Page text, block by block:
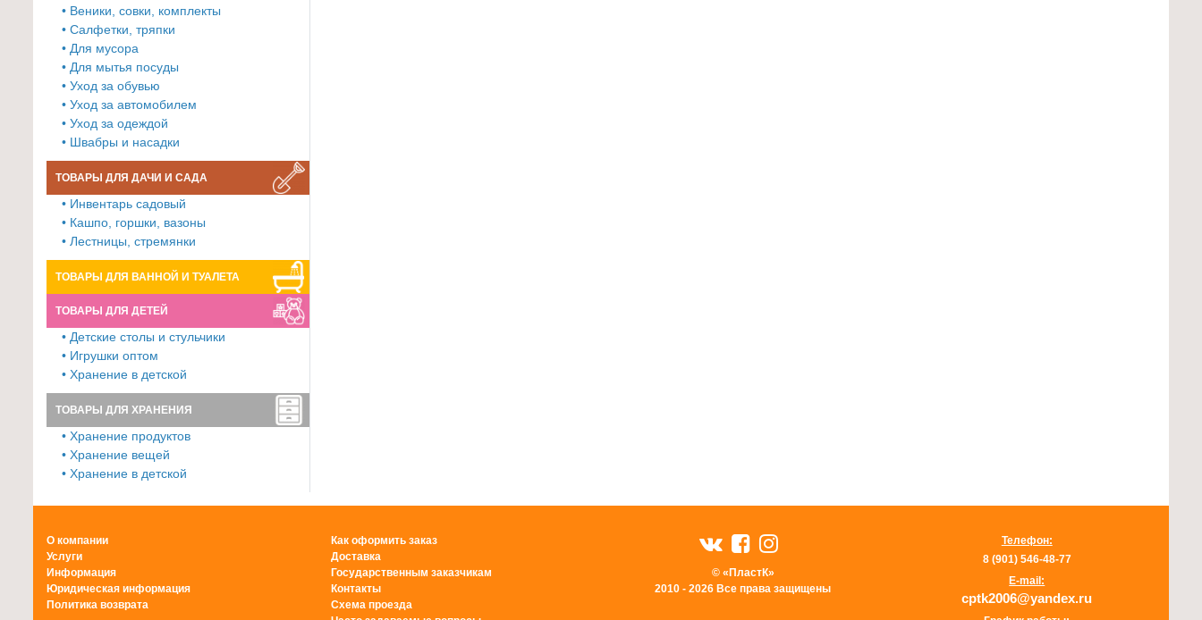
• Веники, совки, комплекты
• Салфетки, тряпки
• Для мусора
• Для мытья посуды
• Уход за обувью
• Уход за автомобилем
• Уход за одеждой
• Швабры и насадки
ТОВАРЫ ДЛЯ ДАЧИ И САДА
• Инвентарь садовый
• Кашпо, горшки, вазоны
• Лестницы, стремянки
ТОВАРЫ ДЛЯ ВАННОЙ И ТУАЛЕТА
ТОВАРЫ ДЛЯ ДЕТЕЙ
• Детские столы и стульчики
• Игрушки оптом
• Хранение в детской
ТОВАРЫ ДЛЯ ХРАНЕНИЯ
• Хранение продуктов
• Хранение вещей
• Хранение в детской
О компании
Услуги
Информация
Юридическая информация
Политика возврата
Как оформить заказ
Доставка
Государственным заказчикам
Контакты
Схема проезда
© «ПластК»
2010 - 2026 Все права защищены
Телефон:
8 (901) 546-48-77
E-mail:
cptk2006@yandex.ru
Товары
хранения